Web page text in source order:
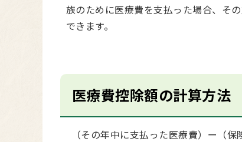
族のために医療費を支払った場合、そ
できます。
医療費控除額の計算方法
（その年中に支払った医療費）ー（